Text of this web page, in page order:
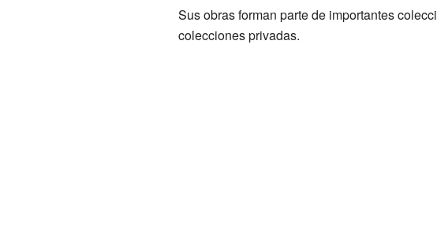
Sus obras forman parte de importantes
colecciones privadas.